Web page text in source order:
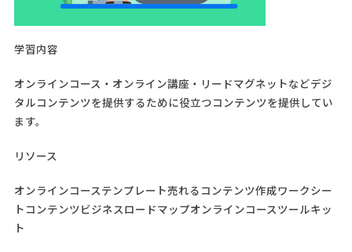
学習内容
オンラインコース・オンライン講座・リードマグネットなどデジ
タルコンテンツを提供するために役立つコンテンツを提供してい
ます。
リソース
オンラインコーステンプレート売れるコンテンツ作成ワークシー
トコンテンツビジネスロードマップオンラインコースツールキッ
ト